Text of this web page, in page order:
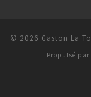
© 2026 Gaston La
Propulsé par